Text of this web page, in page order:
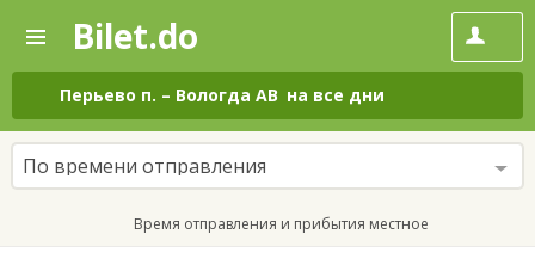
—
Поиск
и
покупка
билетов
на
автобус
онлайн
Bilet.do
Перьево п. – Вологда АВ на все дни
По времени отправления
Время отправления и прибытия местное